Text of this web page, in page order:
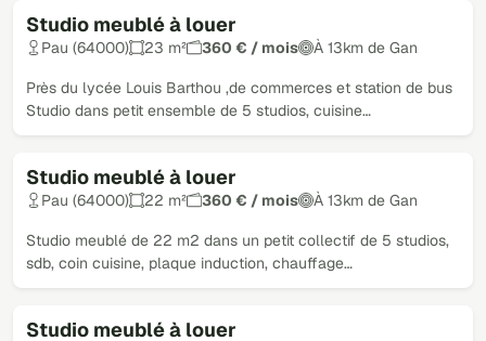
Studio meublé à louer
Loué
Pau (64000) 23 m² 360 € / mois À 13km de Gan
Près du lycée Louis Barthou ,de commerces et station de bus
Studio dans petit ensemble de 5 studios, cuisine…
Studio meublé à louer
Loué
Pau (64000) 22 m² 360 € / mois À 13km de Gan
Studio meublé de 22 m2 dans un petit collectif de 5 studios,
sdb, coin cuisine, plaque induction, chauffage…
Studio meublé à louer
Loué